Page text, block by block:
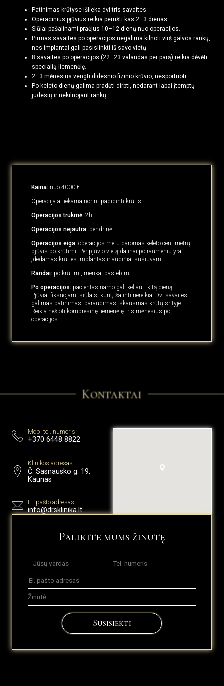
Patinimas krūtyse išlieka dvi tris savaites.
Operacinius pjūvius reikia perrišti kas 2–3 dienas.
Siūlai pašalinami praėjus 10–12 dienų nuo operacijos.
Pirmas savaites po operacijos negalima kilnoti virš galvos rankų,
nes implantai gali pasislinkti iš savo vietų.
8 savaites po operacijos (22–23 valandas per parą) reikia dėvėti
specialią liemenėlę.
2–3 mėnesius vengti didesnio fizinio krūvio, nesportuoti.
Po keleto dienų galima pradėti dirbti, nedarant labai įtemptų
judesių ir nekilnojant rankų.
Kaina: nuo 4000 €
Operacija atliekama norint padidinti krūtis.
Operacijos trukmė: 2h
Operacijos nejautra: bendrinė
Operacijos eiga: operacijos metu daromas keleto centimetrų
pjūvis po krūtimi. Per pjūvio vietą dalinai po raumeniu yra
įdedamas krūties implantas ir audiniai susiuvami.
Randai: po krūtimi, menkai pastebimi.
Po operacijos: pacientas namo gali keliauti kitą dieną.
Pjūviai fiksuojami siūlais, kurių šalinti nereikia. Dvi savaites
galimas patinimas, paraudimas, skausmas krūtų srityje.
Reikia nešioti kompresinę liemenėlę tris mėnesius po
operacijos.
Kontaktai
Mob. tel. numeris
+370 6448 8822
Klinikos adresas
Č. Sasnausko g. 19,
Kaunas
El. pašto adresas
info@drsklinika.lt
Palikite mums žinutę
Susisiekti